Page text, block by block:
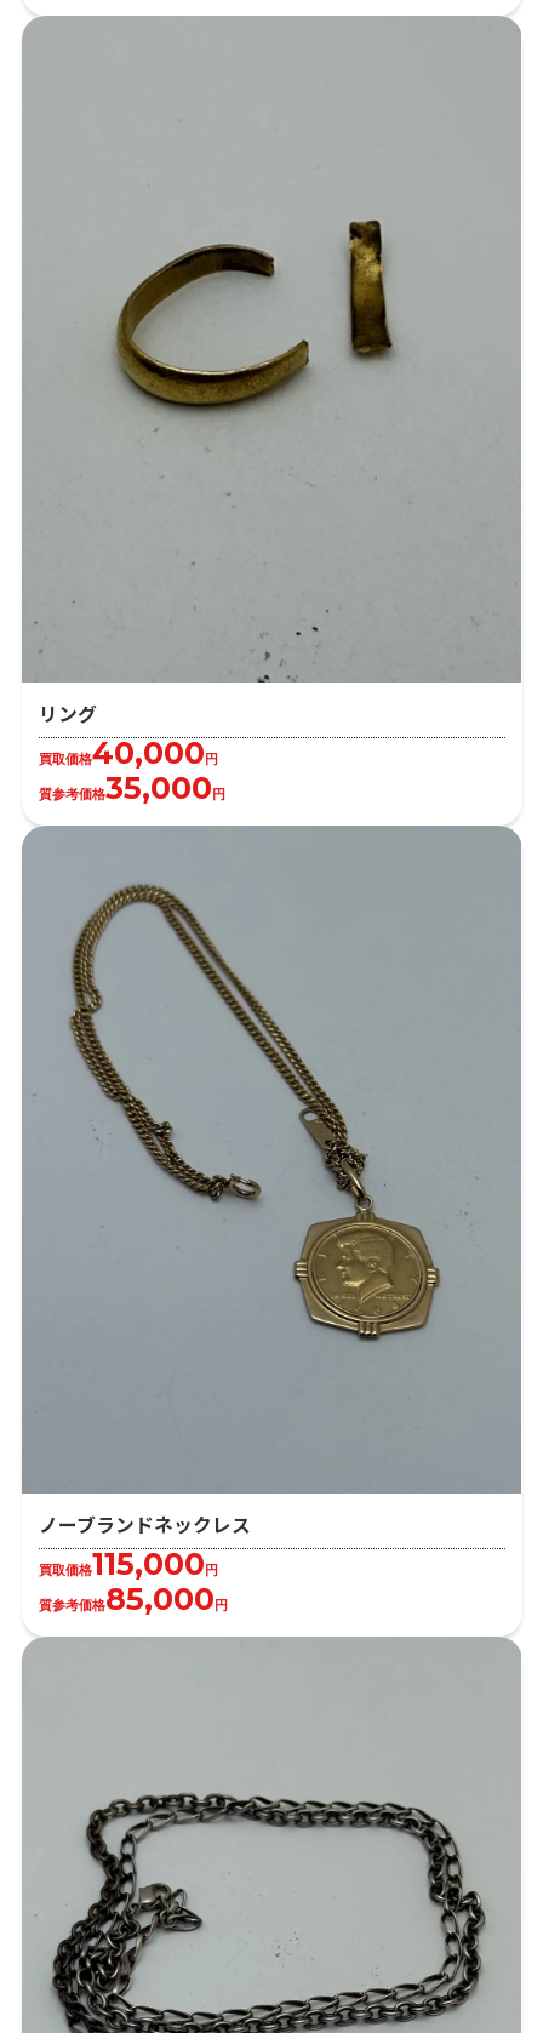
リング
買取価格40,000 円
質参考価格35,000 円
ノーブランドネックレス
買取価格115,000円
質参考価格85,000円